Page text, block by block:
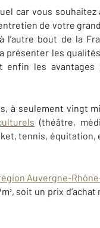
car vous souhaitez
de votre
bout de la
présenter les
enfin les avantages
à seulement vingt
(théâtre,
tennis, équitation,
Auvergne-
², soit un prix d’achat